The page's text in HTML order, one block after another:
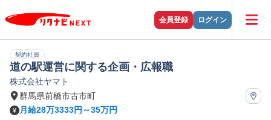
会員登録 ログイン
契約社員
道の駅運営に関する企画・広報職
株式会社ヤマト
群馬県前橋市古市町
月給28万3333円～35万円